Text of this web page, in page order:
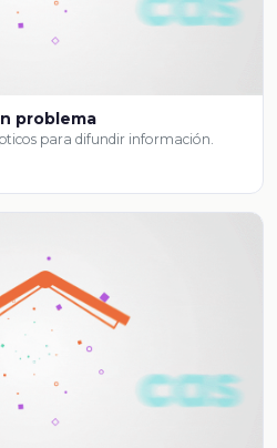
problema
para difundir información.